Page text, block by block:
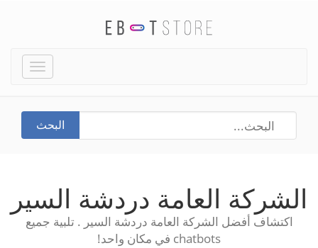
Toggle
البحث
الشركة العامة دردشة السير
اكتشاف أفضل الشركة العامة دردشة السير . تلبية جميع
chatbots في مكان واحد!